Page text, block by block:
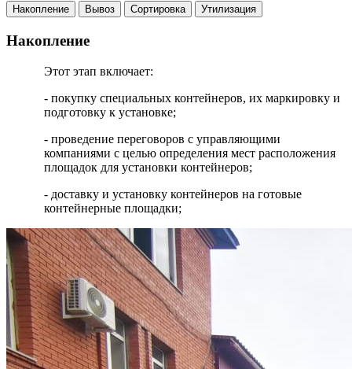
Накопление Вывоз Сортировка Утилизация
Накопление
Этот этап включает:
- покупку специальных контейнеров, их маркировку и
подготовку к установке;
- проведение переговоров с управляющими
компаниями с целью определения мест расположения
площадок для установки контейнеров;
- доставку и установку контейнеров на готовые
контейнерные площадки;